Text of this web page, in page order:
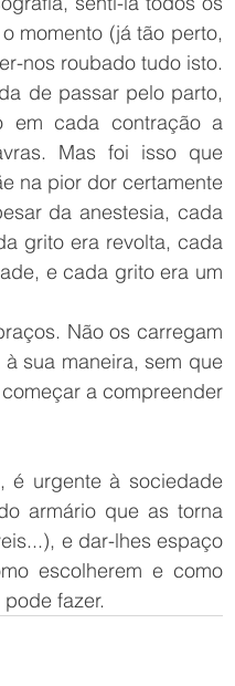
momento (já tão perto,
nos roubado tudo isto.
de passar pelo parto,
em cada contração a
Mas foi isso que
na pior dor certamente
da anestesia, cada
grito era revolta, cada
e cada grito era um
Não os carregam
sua maneira, sem que
a compreender
é urgente à sociedade
armário que as torna
e dar-lhes espaço
escolherem e como
fazer.